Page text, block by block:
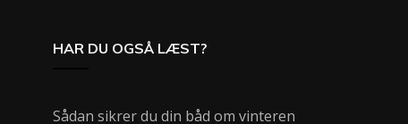
HAR DU OGSÅ LÆST?
Sådan sikrer du din båd om vinteren